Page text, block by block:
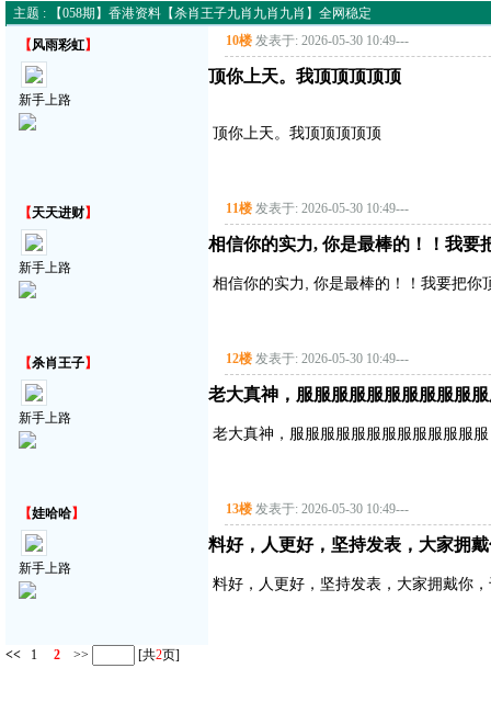
主题 : 【058期】香港资料【杀肖王子九肖九肖九肖】全网稳定
【风雨彩虹】
新手上路
10楼 发表于: 2026-05-30 10:49---
顶你上天。我顶顶顶顶顶
顶你上天。我顶顶顶顶顶
【天天进财】
新手上路
11楼 发表于: 2026-05-30 10:49---
相信你的实力, 你是最棒的！！我要
相信你的实力, 你是最棒的！！我要把你
【杀肖王子】
新手上路
12楼 发表于: 2026-05-30 10:49---
老大真神，服服服服服服服服服服
老大真神，服服服服服服服服服服服服服
【娃哈哈】
新手上路
13楼 发表于: 2026-05-30 10:49---
料好，人更好，坚持发表，大家拥
料好，人更好，坚持发表，大家拥戴你
<< 1 2 >> [共2页]